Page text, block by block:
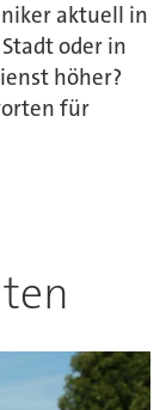
aktuell in
oder in
höher?
für